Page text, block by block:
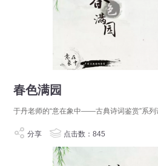
春色满园
于丹老师的“意在象中——古典诗词鉴赏”系列
分享 点击数：845